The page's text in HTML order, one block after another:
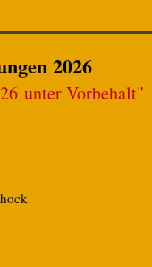
2026
unter Vorbehalt"